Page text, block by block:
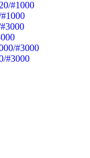
#3000